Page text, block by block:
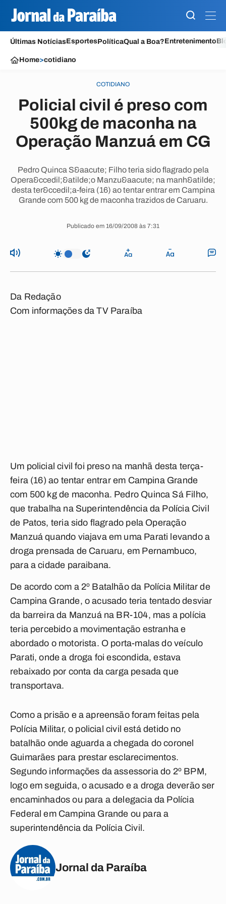
Últimas NotíciasEsportesPolíticaQual a Boa?Entretenimento
Home>cotidiano
COTIDIANO
Policial civil é preso com
500kg de maconha na
Operação Manzuá em CG
Pedro Quinca S&aacute; Filho teria sido flagrado pela
Opera&ccedil;&atilde;o Manzu&aacute; na manh&atilde;
desta ter&ccedil;a-feira (16) ao tentar entrar em Campina
Grande com 500 kg de maconha trazidos de Caruaru.
Publicado em 16/09/2008 às 7:31
Da Redação
Com informações da TV Paraíba
Um policial civil foi preso na manhã desta terça-
feira (16) ao tentar entrar em Campina Grande
com 500 kg de maconha. Pedro Quinca Sá Filho,
que trabalha na Superintendência da Polícia Civil
de Patos, teria sido flagrado pela Operação
Manzuá quando viajava em uma Parati levando a
droga prensada de Caruaru, em Pernambuco,
para a cidade paraibana.
De acordo com a 2º Batalhão da Polícia Militar de
Campina Grande, o acusado teria tentado desviar
da barreira da Manzuá na BR-104, mas a polícia
teria percebido a movimentação estranha e
abordado o motorista. O porta-malas do veículo
Parati, onde a droga foi escondida, estava
rebaixado por conta da carga pesada que
transportava.
Como a prisão e a apreensão foram feitas pela
Polícia Militar, o policial civil está detido no
batalhão onde aguarda a chegada do coronel
Guimarães para prestar esclarecimentos.
Segundo informações da assessoria do 2º BPM,
logo em seguida, o acusado e a droga deverão ser
encaminhados ou para a delegacia da Polícia
Federal em Campina Grande ou para a
superintendência da Polícia Civil.
Jornal da Paraíba